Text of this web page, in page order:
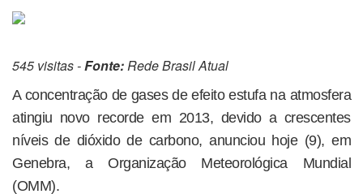
545 visitas -Fonte:Rede Brasil Atual
A concentração de gases de efeito estufa na atmosfera
atingiu novo recorde em 2013, devido a crescentes
níveis de dióxido de carbono, anunciou hoje (9), em
Genebra, a Organização Meteorológica Mundial
(OMM).